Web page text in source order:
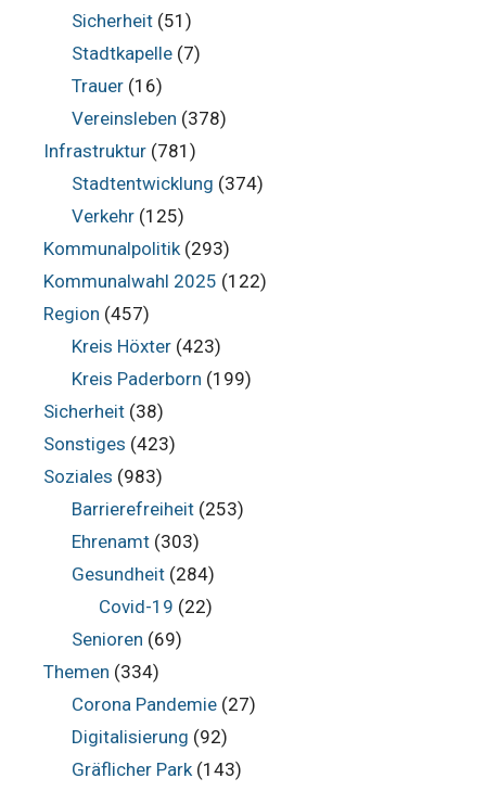
Sicherheit(51)
Stadtkapelle(7)
Trauer(16)
Vereinsleben (378)
Infrastruktur (781)
Stadtentwicklung (374)
Verkehr(125)
Kommunalpolitik(293)
Kommunalwahl 2025 (122)
Region (457)
Kreis Höxter(423)
Kreis Paderborn (199)
Sicherheit (38)
Sonstiges (423)
Soziales (983)
Barrierefreiheit(253)
Ehrenamt(303)
Gesundheit(284)
Covid-19 (22)
Senioren (69)
Themen (334)
Corona Pandemie(27)
Digitalisierung (92)
Gräflicher Park(143)